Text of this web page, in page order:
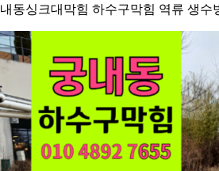
동싱크대막힘 하수구막힘 역류 생수